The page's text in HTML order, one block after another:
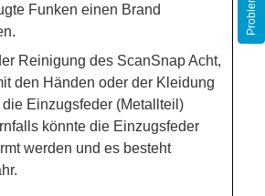
Funken einen Brand
Reinigung des ScanSnap Acht,
den Händen oder der Kleidung
Einzugsfeder (Metallteil)
könnte die Einzugsfeder
werden und es besteht